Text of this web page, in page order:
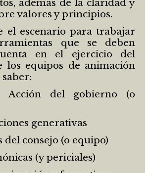
además de la claridad y
valores y principios.
el escenario para trabajar
que se deben
en el ejercicio del
los equipos de animación
Acción del gobierno (o
generativas
del consejo (o equipo)
(y periciales)